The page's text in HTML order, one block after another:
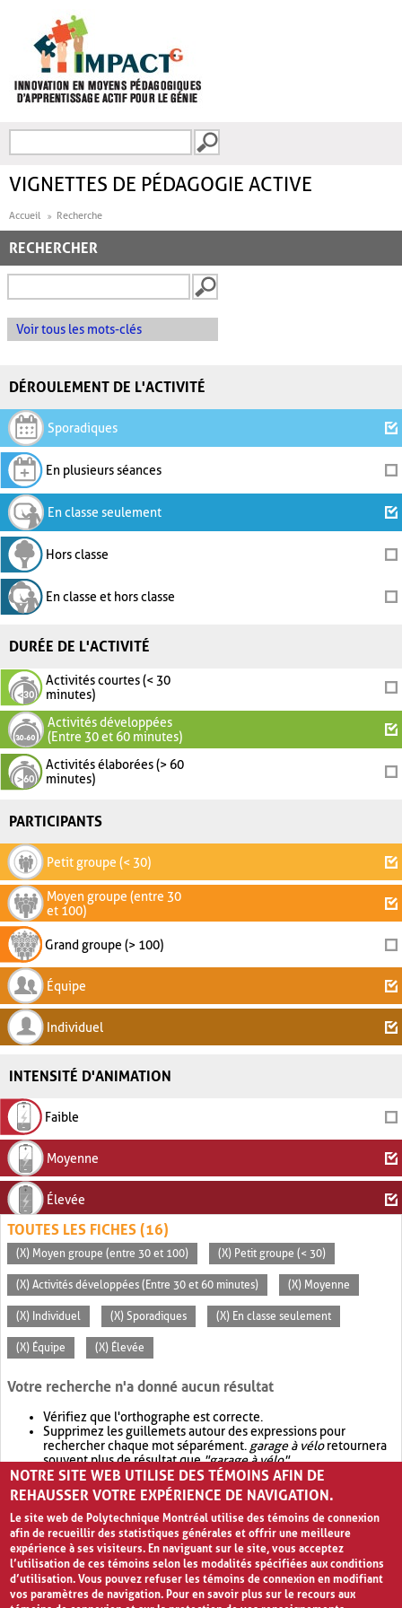
FORMULAIRE DE
VIGNETTES DE PÉDAGOGIE ACTIVE
Accueil Recherche
RECHERCHER
Voir tous les mots-clés
DÉROULEMENT DE L'ACTIVITÉ
Sporadiques
En plusieurs séances
En classe seulement
Hors classe
En classe et hors classe
DURÉE DE L'ACTIVITÉ
Activités courtes (< 30
minutes)
Activités développées
(Entre 30 et 60 minutes)
Activités élaborées (> 60
minutes)
PARTICIPANTS
Petit groupe (< 30)
Moyen groupe (entre 30
et 100)
Grand groupe (> 100)
Équipe
Individuel
INTENSITÉ D'ANIMATION
Faible
Moyenne
Élevée
TOUTES LES FICHES (16)
(X) Moyen groupe (entre 30 et 100) (X) Petit groupe (< 30)
(X) Activités développées (Entre 30 et 60 minutes) (X) Moyenne
(X) Individuel (X) Sporadiques (X) En classe seulement
(X) Équipe (X) Élevée
Votre recherche n'a donné aucun résultat
Vérifiez que l'orthographe est correcte.
Supprimez les guillemets autour des expressions pour
rechercher chaque mot séparément. garage à véloretournera
souvent plus de résultat que"garage à vélo".
Envisagez d'élargir votre recherche avec OR.garage OR vélo
retournera souvent plus de résultat quegarage à vélo
NOTRE SITE WEB UTILISE DES TÉMOINS AFIN DE
REHAUSSER VOTRE EXPÉRIENCE DE NAVIGATION.
Le site web de Polytechnique Montréal utilise des témoins de connexion
afin de recueillir des statistiques générales et offrir une meilleure
expérience à ses visiteurs. En naviguant sur le site, vous acceptez
l’utilisation de ces témoins selon les modalités spécifiées aux conditions
d’utilisation. Vous pouvez refuser les témoins de connexion en modifiant
vos paramètres de navigation. Pour en savoir plus sur le recours aux